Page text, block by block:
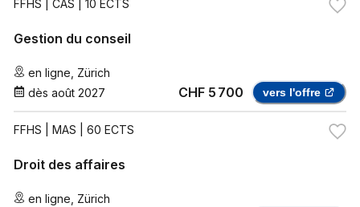
FFHS | CAS | 10 ECTS
Gestion du conseil
en ligne Zürich
dès août 2027 CHF 5 700 vers l'offre
FFHS | MAS | 60 ECTS
Droit des affaires
en ligne Zürich